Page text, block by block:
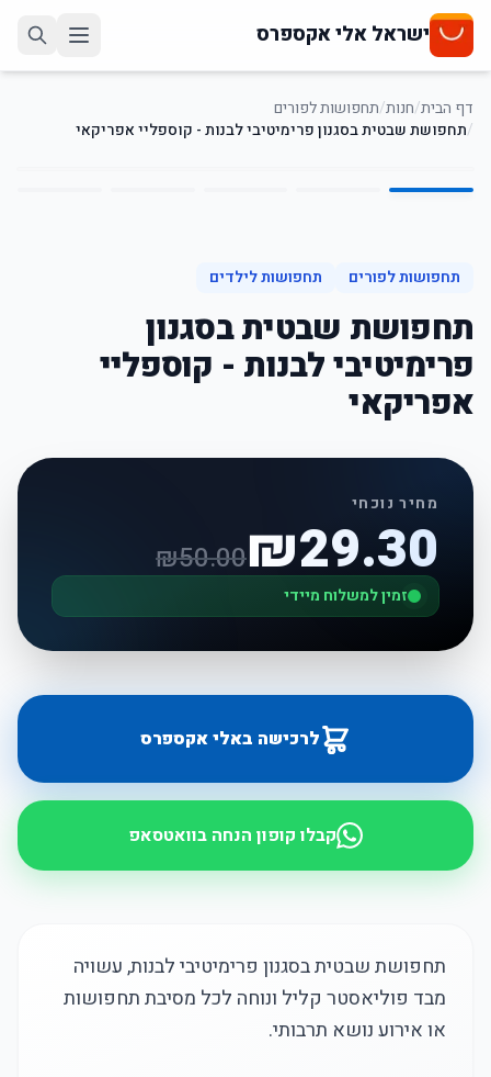
ישראל אלי אקספרס
דף הבית/חנות/תחפושות לפורים
/תחפושת שבטית בסגנון פרימיטיבי לבנות - קוספליי אפריקאי
1
/
5
תחפושות לפורים תחפושות לילדים
תחפושת שבטית בסגנון
פרימיטיבי לבנות - קוספליי
אפריקאי
מחיר נוכחי
₪29.30
₪50.00
זמין למשלוח מיידי
לרכישה באלי אקספרס
קבלו קופון הנחה בוואטסאפ
תחפושת שבטית בסגנון פרימיטיבי לבנות, עשויה
מבד פוליאסטר קליל ונוחה לכל מסיבת תחפושות
או אירוע נושא תרבותי.